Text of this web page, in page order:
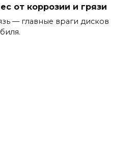
от коррозии и грязи
— главные враги дисков